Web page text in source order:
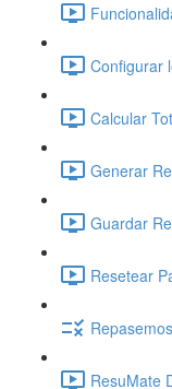
Configurar
Calcular
Generar
Guardar
Resetear
ResuMate